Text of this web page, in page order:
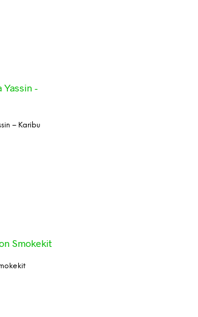
– Karibu